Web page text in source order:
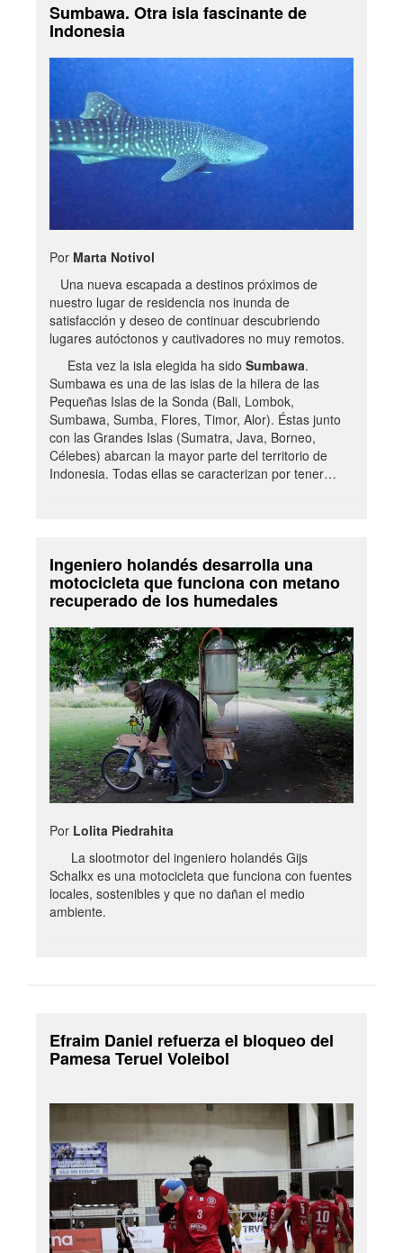
Sumbawa. Otra isla fascinante de
Indonesia
Por Marta Notivol
Una nueva escapada a destinos próximos de
nuestro lugar de residencia nos inunda de
satisfacción y deseo de continuar descubriendo
lugares autóctonos y cautivadores no muy remotos.
Esta vez la isla elegida ha sido Sumbawa.
Sumbawa es una de las islas de la hilera de las
Pequeñas Islas de la Sonda (Bali, Lombok,
Sumbawa, Sumba, Flores, Timor, Alor). Éstas junto
con las Grandes Islas (Sumatra, Java, Borneo,
Célebes) abarcan la mayor parte del territorio de
Indonesia. Todas ellas se caracterizan por tener…
Ingeniero holandés desarrolla una
motocicleta que funciona con metano
recuperado de los humedales
Por Lolita Piedrahita
La slootmotor del ingeniero holandés Gijs
Schalkx es una motocicleta que funciona con fuentes
locales, sostenibles y que no dañan el medio
ambiente.
Efraim Daniel refuerza el bloqueo del
Pamesa Teruel Voleibol